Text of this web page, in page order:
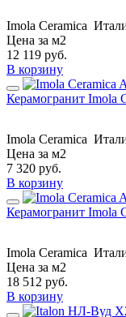
Imola Ceramica
Цена за м2
12 119 руб.
В корзину
Керамогранит Imola
Imola Ceramica
Цена за м2
7 320 руб.
В корзину
Керамогранит Imola
Imola Ceramica
Цена за м2
18 512 руб.
В корзину